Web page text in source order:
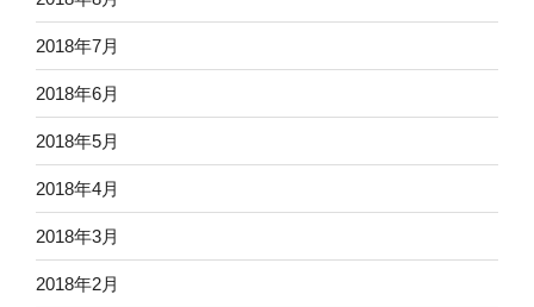
2018年7月
2018年6月
2018年5月
2018年4月
2018年3月
2018年2月